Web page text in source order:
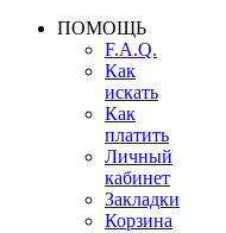
ПОМОЩЬ
F.A.Q.
Как
искать
Как
платить
Личный
кабинет
Закладки
Корзина